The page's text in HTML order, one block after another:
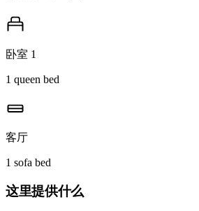
卧室 1
1 queen bed
客厅
1 sofa bed
这里提供什么